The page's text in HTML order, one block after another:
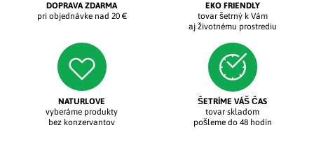
DOPRAVA ZDARMA
pri objednávke nad 20 €
EKO FRIENDLY
tovar šetrný k Vám
aj životnému prostrediu
NATURLOVE
vyberáme produkty
bez konzervantov
ŠETRÍME VÁŠ ČAS
tovar skladom
pošleme do 48 hodín